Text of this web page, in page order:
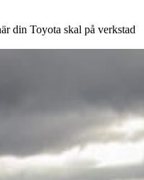
din Toyota skal på verkstad